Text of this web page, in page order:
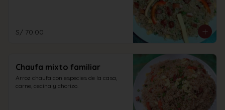
S/ 70.00
Chaufa mixto familiar
Arroz chaufa con especies de la casa,
carne, cecina y chorizo.